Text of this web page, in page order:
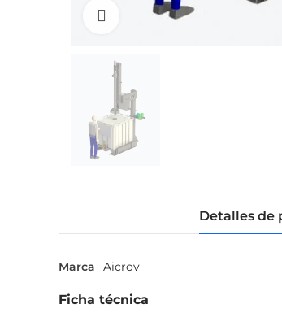
Click to enlarge
Detalles de
Marca Aicrov
Ficha técnica